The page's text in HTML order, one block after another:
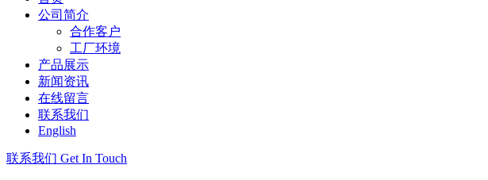
公司简介
合作客户
工厂环境
产品展示
新闻资讯
在线留言
联系我们
English
联系我们 Get In Touch